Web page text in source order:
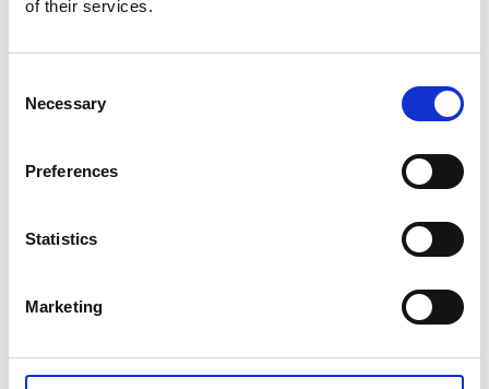
of their services.
Selection
Necessary
Preferences
Statistics
Marketing
Se i efterhand